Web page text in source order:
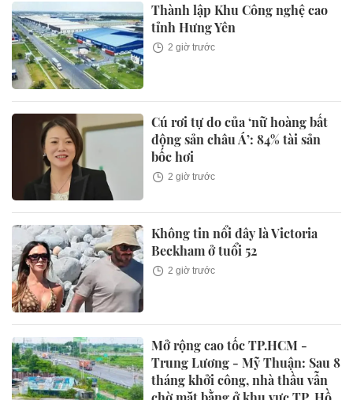
Thành lập Khu Công nghệ cao
tỉnh Hưng Yên
2 giờ trước
Cú rơi tự do của ‘nữ hoàng bất
động sản châu Á’: 84% tài sản
bốc hơi
2 giờ trước
Không tin nổi đây là Victoria
Beckham ở tuổi 52
2 giờ trước
Mở rộng cao tốc TP.HCM -
Trung Lương - Mỹ Thuận: Sau 8
tháng khởi công, nhà thầu vẫn